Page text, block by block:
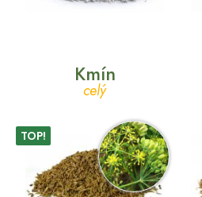
Kmín
celý
TOP!